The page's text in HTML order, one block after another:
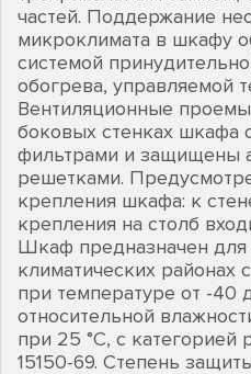
частей. Поддержание
микроклимата в шкафу
системой
обогрева, управляемой
Вентиляционные
боковых стенках
фильтрами и защищены
решетками.
крепления шкафа: к
крепления на столб
Шкаф предназначен для
климатических
при температуре от -40
относительной
при 25 °С, с
15150-69. Степень